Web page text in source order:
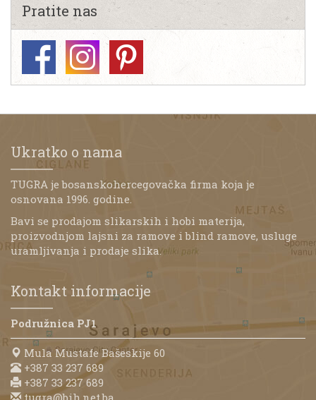
Pratite nas
Ukratko o nama
TUGRA je bosanskohercegovačka firma koja je
osnovana 1996. godine.
Bavi se prodajom slikarskih i hobi materija,
proizvodnjom lajsni za ramove i blind ramove, usluge
uramljivanja i prodaje slika.
Kontakt informacije
Podružnica PJ1
Mula Mustafe Bašeskije 60
+387 33 237 689
+387 33 237 689
tugra@bih.net.ba